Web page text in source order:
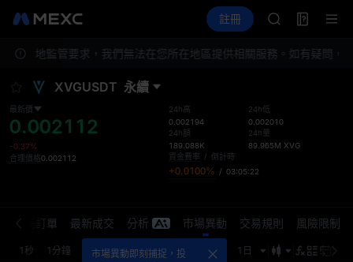
合約信息 活動
註冊
AAOI
UNITREE
SKYAI
UNITREE
守當地監管要求，我們無法在您所在地區提供相關服務。如有疑問，
XVGUSDT 永續
最新價
0.002112
-0.37%
合理價格0.002112
24h高
0.002194
24h額
189.088K
24h低
0.002010
24h量
89.965M XVG
資金費率 / 倒計時
+0.0100% / 03:05:22
委託訂單 最新成交 分析 市場異動 交易規則 風險限制
1秒 1分鐘 5分鐘 15分鐘 1小時 4小時 1日
市場異動即刻捕捉，投